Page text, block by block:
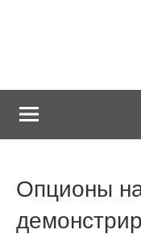
Опционы